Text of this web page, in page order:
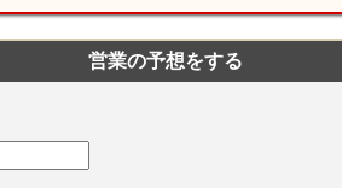
営業の予想をする